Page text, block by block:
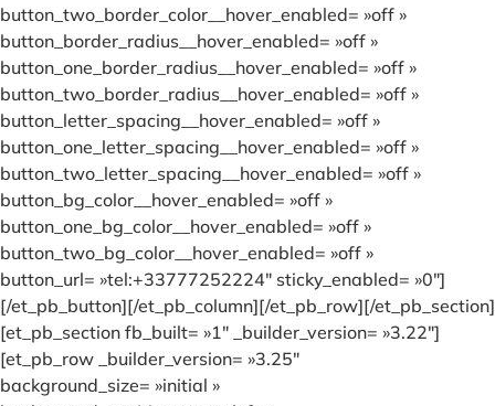
button_two_border_color__hover_enabled= »off »
button_border_radius__hover_enabled= »off »
button_one_border_radius__hover_enabled= »off »
button_two_border_radius__hover_enabled= »off »
button_letter_spacing__hover_enabled= »off »
button_one_letter_spacing__hover_enabled= »off »
button_two_letter_spacing__hover_enabled= »off »
button_bg_color__hover_enabled= »off »
button_one_bg_color__hover_enabled= »off »
button_two_bg_color__hover_enabled= »off »
button_url= »tel:+33777252224″ sticky_enabled= »0″]
[/et_pb_button][/et_pb_column][/et_pb_row][/et_pb_section]
[et_pb_section fb_built= »1″ _builder_version= »3.22″]
[et_pb_row _builder_version= »3.25″
background_size= »initial »